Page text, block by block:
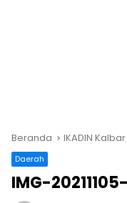
Beranda IKADIN
Daerah
IMG-